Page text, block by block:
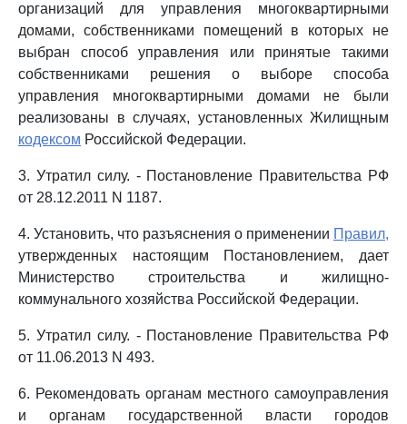
организаций для управления многоквартирными
домами, собственниками помещений в которых не
выбран способ управления или принятые такими
собственниками решения о выборе способа
управления многоквартирными домами не были
реализованы в случаях, установленных Жилищным
кодексом Российской Федерации.
3. Утратил силу. - Постановление Правительства РФ
от 28.12.2011 N 1187.
4. Установить, что разъяснения о применении Правил,
утвержденных настоящим Постановлением, дает
Министерство строительства и жилищно-
коммунального хозяйства Российской Федерации.
5. Утратил силу. - Постановление Правительства РФ
от 11.06.2013 N 493.
6. Рекомендовать органам местного самоуправления
и органам государственной власти городов